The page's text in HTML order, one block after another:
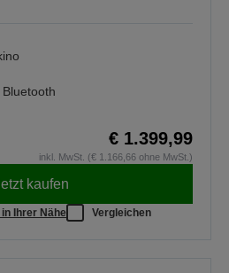
€ 1.399,99
inkl. MwSt. (€ 1.166,66 ohne MwSt.)
kaufen
Ihrer Nähe Vergleichen